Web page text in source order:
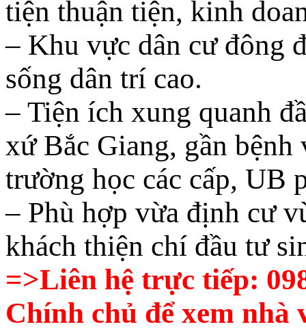
tiện thuận tiện, kinh
– Khu vực dân cư đông
sống dân trí cao.
– Tiện ích xung quanh
xứ Bắc Giang, gần
trường học các cấp,
– Phù hợp vừa định cư
khách thiện chí đầu tư
=>Liên hệ trực tiếp:
Chính chủ để xem